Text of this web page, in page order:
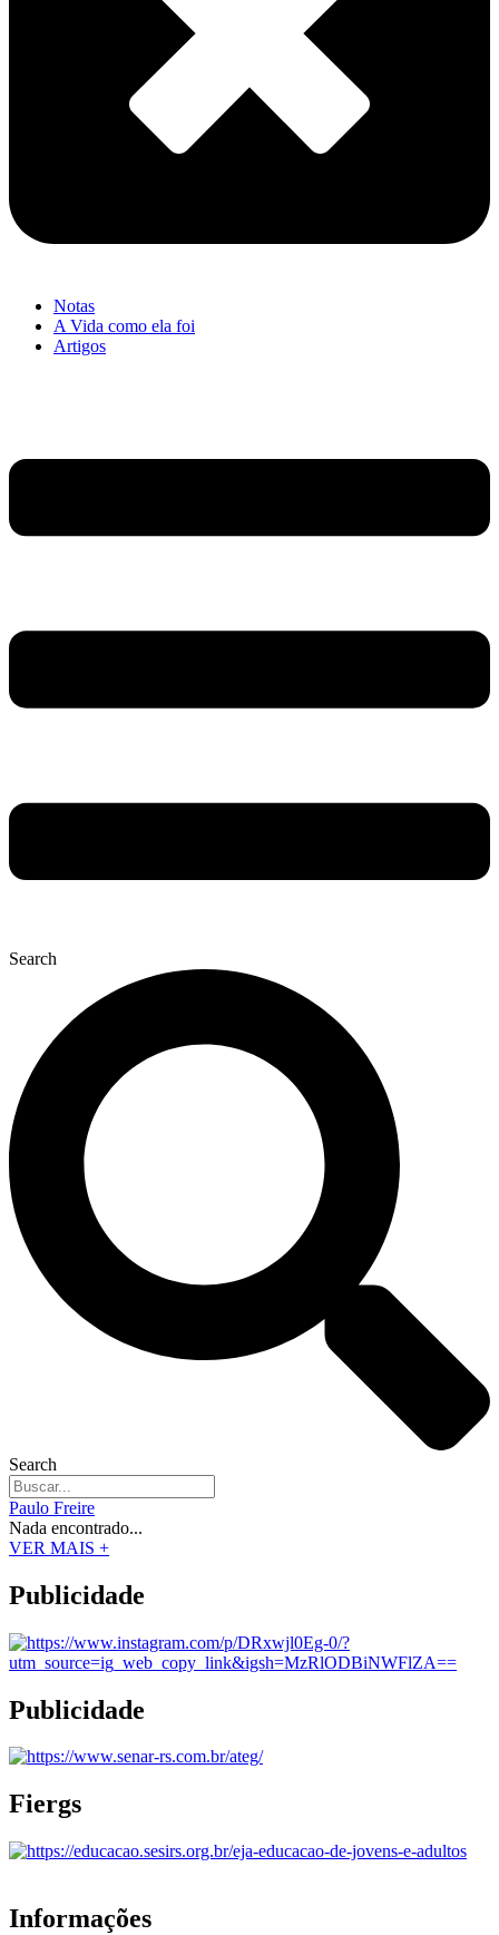
Notas
A Vida como ela foi
Artigos
Search
Search
Paulo Freire
Nada encontrado...
VER MAIS +
Publicidade
Publicidade
Fiergs
Informações